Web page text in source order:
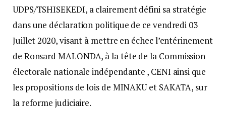
UDPS/TSHISEKEDI, a clairement défini sa stratégie
dans une déclaration politique de ce vendredi 03
Juillet 2020, visant à mettre en échec l’entérinement
de Ronsard MALONDA, à la tête de la Commission
électorale nationale indépendante , CENI ainsi que
les propositions de lois de MINAKU et SAKATA, sur
la reforme judiciaire.